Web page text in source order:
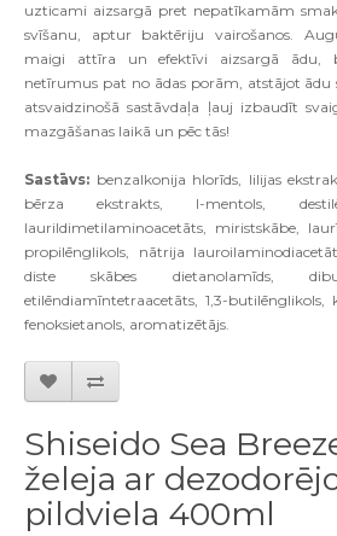
uzticami aizsargā pret nepatīkamām
svīšanu, aptur baktēriju vairošanos.
maigi attīra un efektīvi aizsargā ādu,
netīrumus pat no ādas porām, atstājot
atsvaidzinošā sastāvdaļa ļauj izbaudīt
mazgāšanas laikā un pēc tās!
Sastāvs: benzalkonija hlorīds, lilijas
bērza ekstrakts, l-mentols,
laurildimetilaminoacetāts, miristskābe,
propilēnglikols, nātrija
diste skābes dietanolamīds,
etilēndiamīntetraacetāts, 1,3-butilēnglikols,
fenoksietanols, aromatizētājs.
Shiseido Sea
želeja ar
pildviela 400ml